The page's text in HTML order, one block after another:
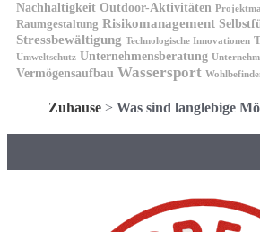
Nachhaltigkeit Outdoor-Aktivitäten
Raumgestaltung Risikomanagement
Stressbewältigung Technologische Innovationen
Umweltschutz Unternehmensberatung
Vermögensaufbau Wassersport
Zuhause > Was sind langlebige